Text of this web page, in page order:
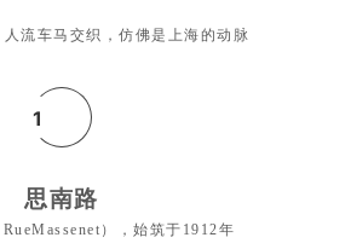
流车马交织，仿佛是上海的动脉
1
思南路
），始筑于1912年